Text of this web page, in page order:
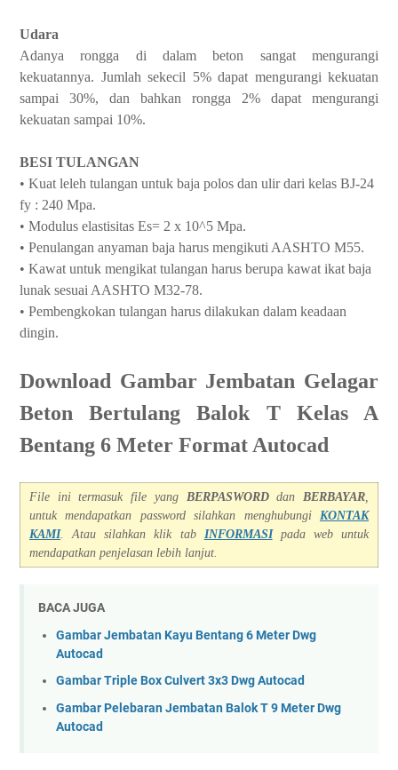
Udara
Adanya rongga di dalam beton sangat mengurangi
kekuatannya. Jumlah sekecil 5% dapat mengurangi kekuatan
sampai 30%, dan bahkan rongga 2% dapat mengurangi
kekuatan sampai 10%.
BESI TULANGAN
• Kuat leleh tulangan untuk baja polos dan ulir dari kelas BJ-24
fy : 240 Mpa.
• Modulus elastisitas Es= 2 x 10^5 Mpa.
• Penulangan anyaman baja harus mengikuti AASHTO M55.
• Kawat untuk mengikat tulangan harus berupa kawat ikat baja
lunak sesuai AASHTO M32-78.
• Pembengkokan tulangan harus dilakukan dalam keadaan
dingin.
Download Gambar Jembatan Gelagar
Beton Bertulang Balok T Kelas A
Bentang 6 Meter Format Autocad
File ini termasuk file yang BERPASWORDdan BERBAYAR
untuk mendapatkan password silahkan menghubungi KONTAK
KAMI. Atau silahkan klik tab INFORMASIpada web untuk
mendapatkan penjelasan lebih lanjut.
BACA JUGA
Gambar Jembatan Kayu Bentang 6 Meter Dwg
Autocad
Gambar Triple Box Culvert 3x3 Dwg Autocad
Gambar Pelebaran Jembatan Balok T 9 Meter Dwg
Autocad